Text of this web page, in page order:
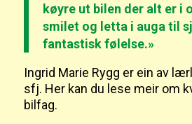
køyre ut bilen der alt er i
smilet og letta i auga til
fantastisk følelse.»
Ingrid Marie Rygg er ein av
sfj. Her kan du lese meir om
bilfag.